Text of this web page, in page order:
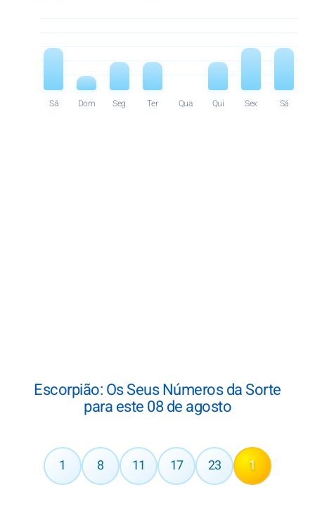
Sá Dom Seg Ter Qua Qui Sex Sá
Escorpião: Os Seus Números da Sorte
para este 08 de agosto
1 8 11 17 23 1